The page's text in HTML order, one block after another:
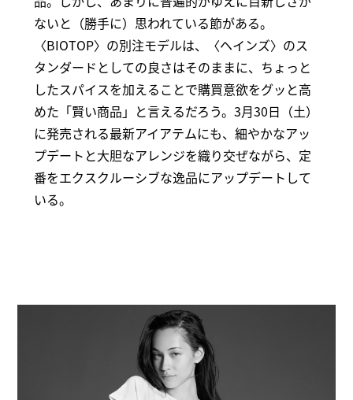
ないと（勝手に）思われている節がある。
〈BIOTOP〉の別注モデルは、〈ヘインズ〉のス
タンダードとしての良さはそのままに、ちょっと
したスパイスを加えることで購買意欲をグッと高
めた「賢い商品」と言えるだろう。3月30日（土）
に発売される最新アイアテムにも、細やかなアッ
プデートと大胆なアレンジを織り交ぜながら、定
番をエクスクルーシブな逸品にアップデートして
いる。